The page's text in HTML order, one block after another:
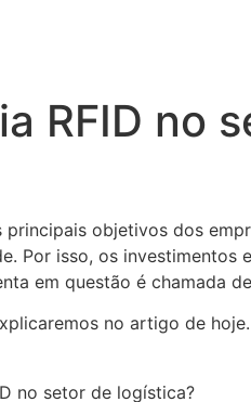
RFID no
objetivos dos
Por isso, os investimentos
em questão é chamada
no artigo de